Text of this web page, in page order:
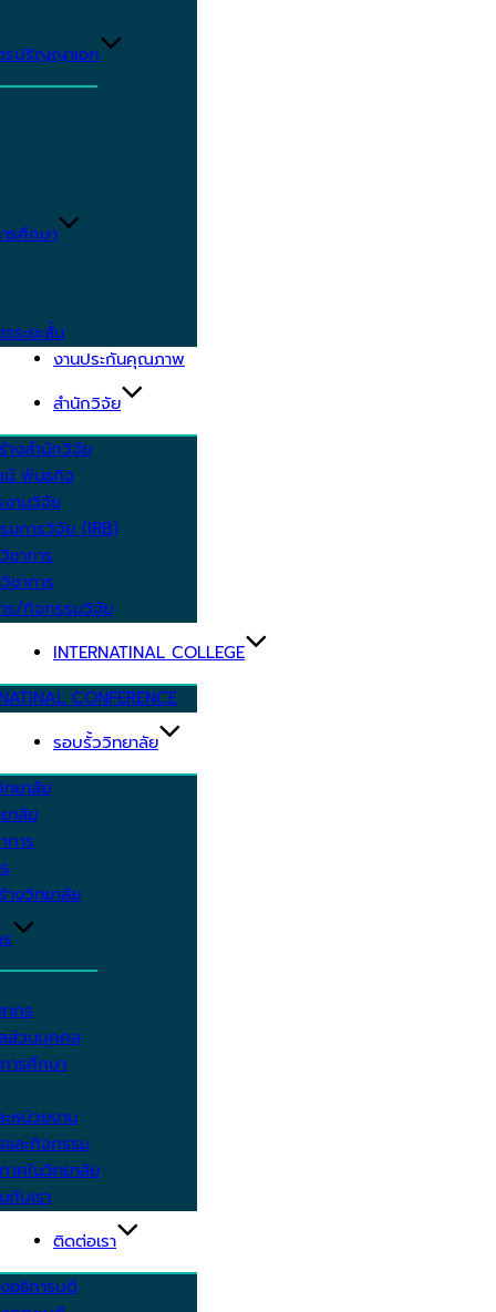
รปริญญาเอก
รศึกษา
ระยะสั้น
งานประกันคุณภาพ
สำนักวิจัย
างสำนักวิจัย
น์ พันธกิจ
งานวิจัย
มการวิจัย (IRB)
ชาการ
ชาการ
ร/กิจกรรมวิจัย
INTERNATINAL COLLEGE
CONFERENCE
รอบรั้ววิทยาลัย
ทยาลัย
าลัย
การ
างวิทยาลัย
กร
ส่วนบุคคล
ารศึกษา
หน่วยงาน
และกิจกรรม
าศในวิทยาลัย
กับเรา
ติดต่อเรา
อธิการบดี